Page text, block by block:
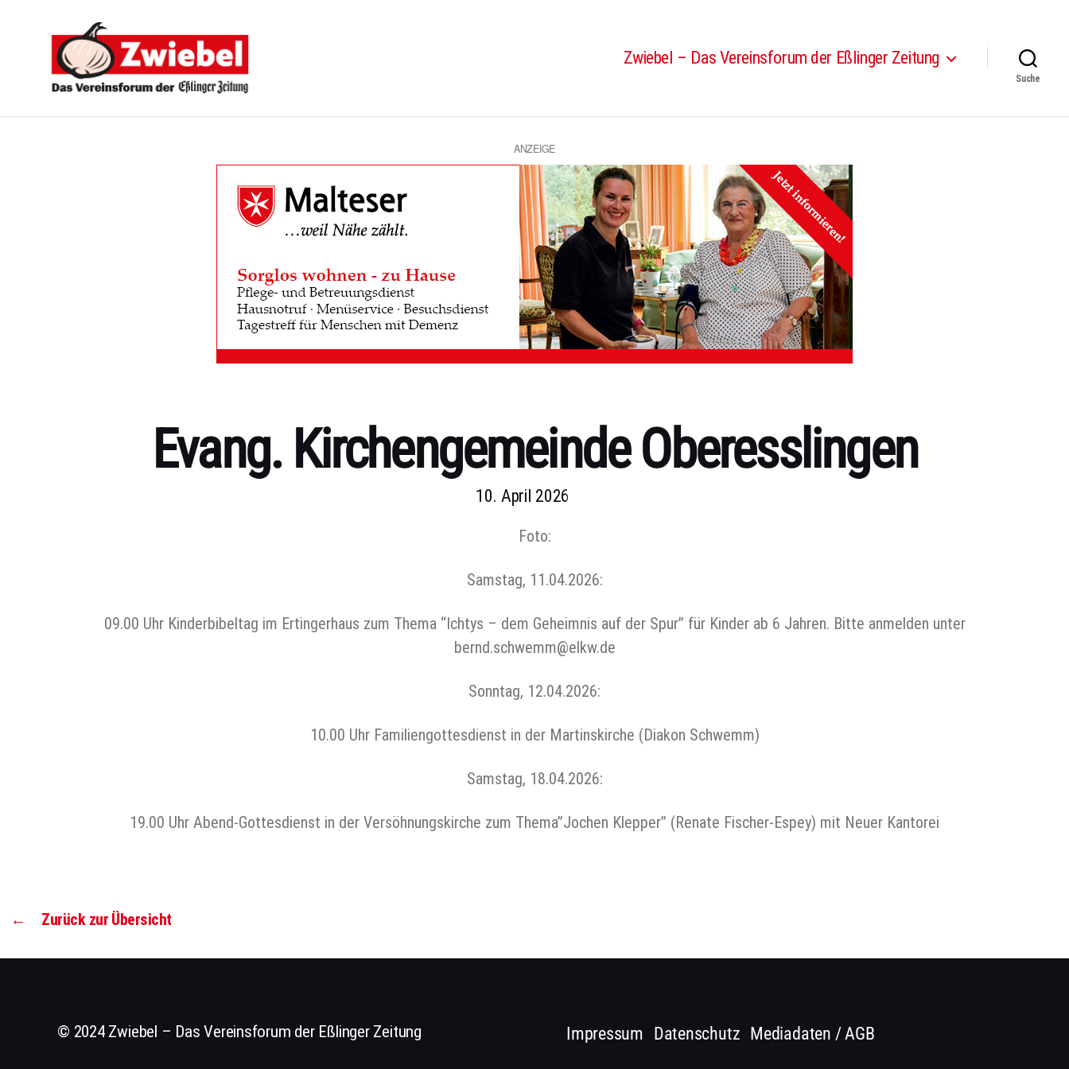
-
Zwiebel – Das Vereinsforum der Eßlinger Zeitung
Suche
ANZEIGE
Kategorien
Evang. Kirchengemeinde Oberesslingen
10. April 2026
Foto:
Samstag, 11.04.2026:
09.00 Uhr Kinderbibeltag im Ertingerhaus zum Thema “Ichtys – dem Geheimnis auf der Spur” für Kinder ab 6 Jahren. Bitte anmelden unter
bernd.schwemm@elkw.de
Sonntag, 12.04.2026:
10.00 Uhr Familiengottesdienst in der Martinskirche (Diakon Schwemm)
Samstag, 18.04.2026:
19.00 Uhr Abend-Gottesdienst in der Versöhnungskirche zum Thema”Jochen Klepper” (Renate Fischer-Espey) mit Neuer Kantorei
← Zurück zur Übersicht
© 2024 Zwiebel – Das Vereinsforum der Eßlinger Zeitung Impressum Datenschutz Mediadaten / AGB